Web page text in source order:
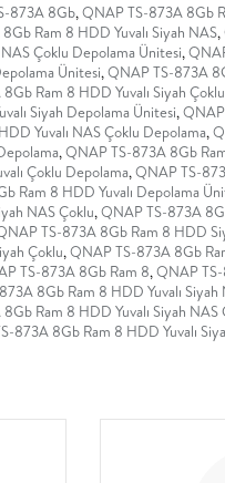
873A 8Gb,QNAP TS-873A 8Gb
Ram 8 HDD Yuvalı Siyah NAS,
Çoklu Depolama Ünitesi,
Ünitesi,QNAP TS-873A
Ram 8 HDD Yuvalı Siyah
Siyah Depolama Ünitesi,
Yuvalı NAS Çoklu Depolama,
,QNAP TS-873A 8Gb
Çoklu Depolama,QNAP TS-
Ram 8 HDD Yuvalı Depolama
NAS Çoklu,QNAP TS-873A
TS-873A 8Gb Ram 8 HDD
Çoklu,QNAP TS-873A 8Gb
TS-873A 8Gb Ram 8,QNAP
8Gb Ram 8 HDD Yuvalı Siyah
Ram 8 HDD Yuvalı Siyah NAS
873A 8Gb Ram 8 HDD Yuvalı